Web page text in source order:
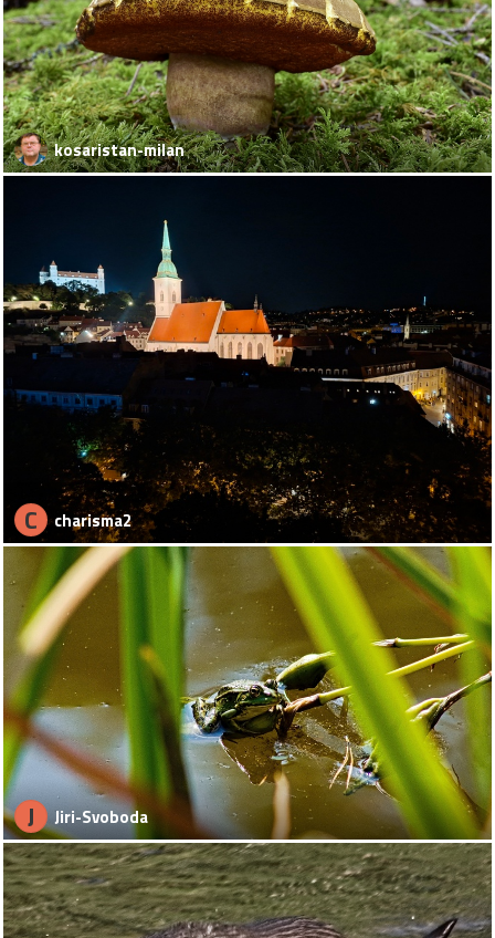
kosaristan-milan
C charisma2
J Jiri-Svoboda